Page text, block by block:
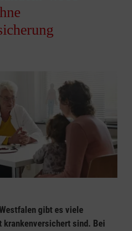
gibt es viele
krankenversichert sind. Bei